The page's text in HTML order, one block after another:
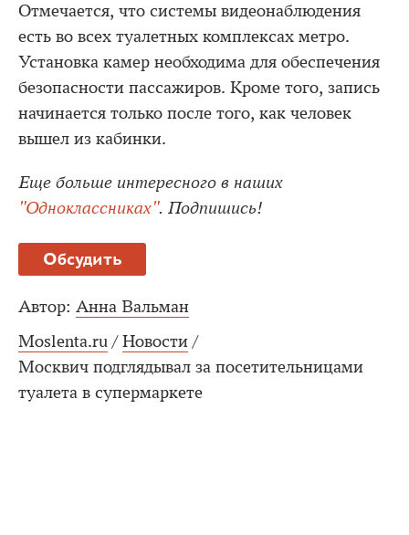
Отмечается, что системы видеонаблюдения
есть во всех туалетных комплексах метро.
Установка камер необходима для обеспечения
безопасности пассажиров. Кроме того, запись
начинается только после того, как человек
вышел из кабинки.
Еще больше интересного в наших
"Одноклассниках". Подпишись!
Обсудить
Автор: Анна Вальман
Moslenta.ru / Новости /
Москвич подглядывал за посетительницами
туалета в супермаркете